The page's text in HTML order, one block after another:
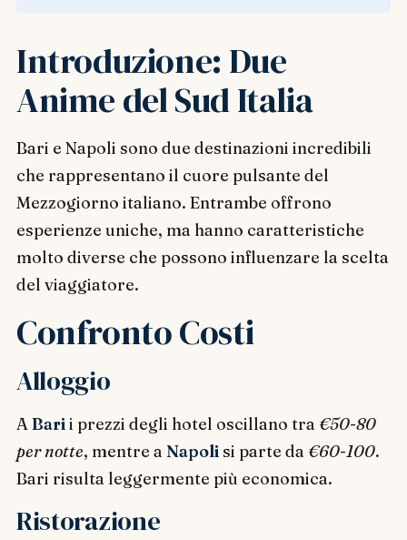
Introduzione: Due
Anime del Sud Italia
Bari e Napoli sono due destinazioni incredibili
che rappresentano il cuore pulsante del
Mezzogiorno italiano. Entrambe offrono
esperienze uniche, ma hanno caratteristiche
molto diverse che possono influenzare la scelta
del viaggiatore.
Confronto Costi
Alloggio
ABarii prezzi degli hotel oscillano tra €50-80
per notte, mentre a Napolisi parte da €60-100.
Bari risulta leggermente più economica.
Ristorazione